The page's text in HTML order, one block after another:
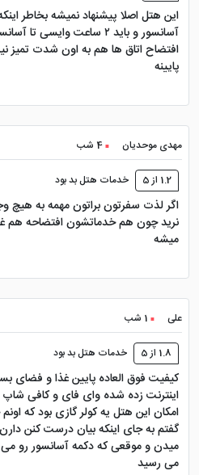
آسانسور و باید ۲ ساعت
افتضاح اتاق ها هم به اون شدت
پایینه
مهدی موحدیان 4 شب
1.2 از 5 خدمات هتل بد بود
اگر لذت سفرتون براتون مهمه به
نرید چون هم خدماتشون افتضاحه هم
میشه
علی 1 شب
1.8 از 5 خدمات هتل بد بود
کیفیت فوق‌ العاده پایین غذا و فضای
اینترنت زده شده وای فای و کافی شاپ
امکان این هتل یه کولر گازی بود که
گفتم به جای اینکه بیان درست کنن
میدن و موقعی که دکمه آسانسور رو می
می رسید